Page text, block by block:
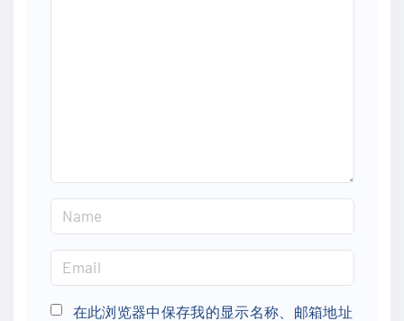
a
e
*
m
a
在此浏览器中保存我的显示名称、邮箱地址